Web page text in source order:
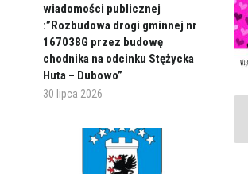
wiadomości publicznej
:”Rozbudowa drogi gminnej nr
167038G przez budowę
chodnika na odcinku Stężycka
Huta – Dubowo”
30 lipca 2026